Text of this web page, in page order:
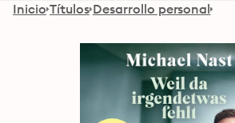
Inicio Títulos Desarrollo personal